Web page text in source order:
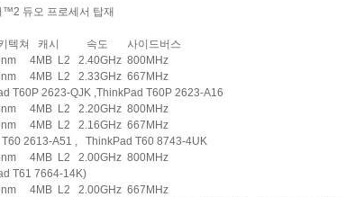
™2 듀오 프로세서 탑재
텍쳐 캐시 속도 사이드버스
4MB L2 2.40GHz 800MHz
4MB L2 2.33GHz 667MHz
T60P 2623-QJK ,ThinkPad T60P 2623-A16
4MB L2 2.20GHz 800MHz
4MB L2 2.16GHz 667MHz
2613-A51 , ThinkPad T60 8743-4UK
4MB L2 2.00GHz 800MHz
T61 7664-14K)
4MB L2 2.00GHz 667MHz